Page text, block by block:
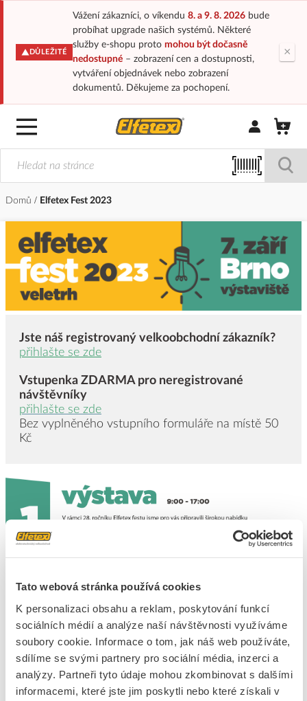
Tato webová stránka používá cookies
K personalizaci obsahu a reklam, poskytování funkcí
sociálních médií a analýze naší návštěvnosti využíváme
soubory cookie. Informace o tom, jak náš web používáte,
sdílíme se svými partnery pro sociální média, inzerci a
analýzy. Partneři tyto údaje mohou zkombinovat s dalšími
informacemi, které jste jim poskytli nebo které získali v
DŮLEŽITÉ
Vážení zákazníci, o víkendu 8. a 9. 8. 2026bude
probíhat upgrade našich systémů. Některé
služby e-shopu proto mohou být dočasně
nedostupné– zobrazení cen a dostupnosti,
vytváření objednávek nebo zobrazení
dokumentů. Děkujeme za pochopení.
×
Přihlásit/
Domů Elfetex Fest 2023
Jste náš registrovaný velkoobchodní zákazník?
přihlašte se zde
Vstupenka ZDARMA pro neregistrované
návštěvníky
přihlašte se zde
Bez vyplněného vstupního formuláře na místě 50
Kč
Vystavovatelé